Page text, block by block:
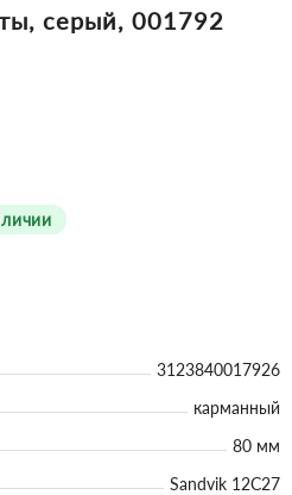
серый, 001792
3123840017926
карманный
80 мм
Sandvik 12C27